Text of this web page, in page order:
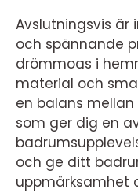
Avslutningsvis är
och spännande
drömmoas i
material och
en balans
som ger dig en
och ge ditt
uppmärksamhet